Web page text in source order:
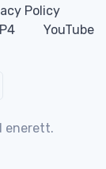
Policy
YouTube
enerett.